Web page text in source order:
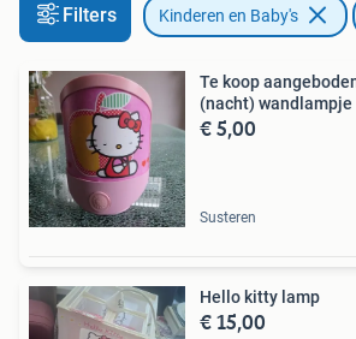
Filters Kinderen en Baby's
Te koop
(nacht) wandlampje
€ 5,00
Susteren
Hello kitty lamp
€ 15,00